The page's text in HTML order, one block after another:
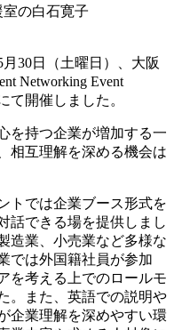
の白石寛子
30日（土曜日）、大阪
Networking Event
て開催しました。
を持つ企業が増加する一
相互理解を深める機会は
トでは企業ブース形式を
話できる場を提供しまし
造業、小売業など多様な
では外国籍社員が参加
を考える上でのロールモ
。また、英語での説明や
企業理解を深めやすい環